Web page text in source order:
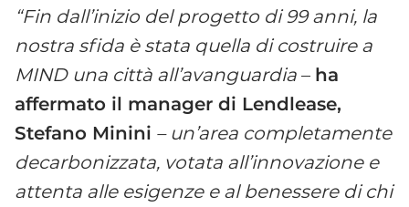
“Fin dall’inizio del progetto di 99 anni, la
nostra sfida è stata quella di costruire a
MIND una città all’avanguardia – ha
affermato il manager di Lendlease,
Stefano Minini – un’area completamente
decarbonizzata, votata all’innovazione e
attenta alle esigenze e al benessere di chi